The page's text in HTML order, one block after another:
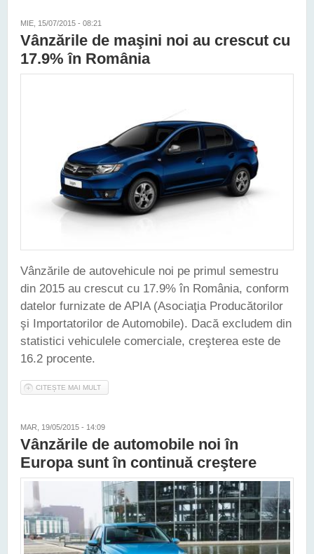
MIE, 15/07/2015 - 08:21
Vânzările de maşini noi au crescut cu
17.9% în România
Vânzările de autovehicule noi pe primul semestru
din 2015 au crescut cu 17.9% în România, conform
datelor furnizate de APIA (Asociaţia Producătorilor
şi Importatorilor de Automobile). Dacă excludem din
statistici vehiculele comerciale, creşterea este de
16.2 procente.
CITEȘTE MAI MULT
MAR, 19/05/2015 - 14:09
Vânzările de automobile noi în
Europa sunt în continuă creştere